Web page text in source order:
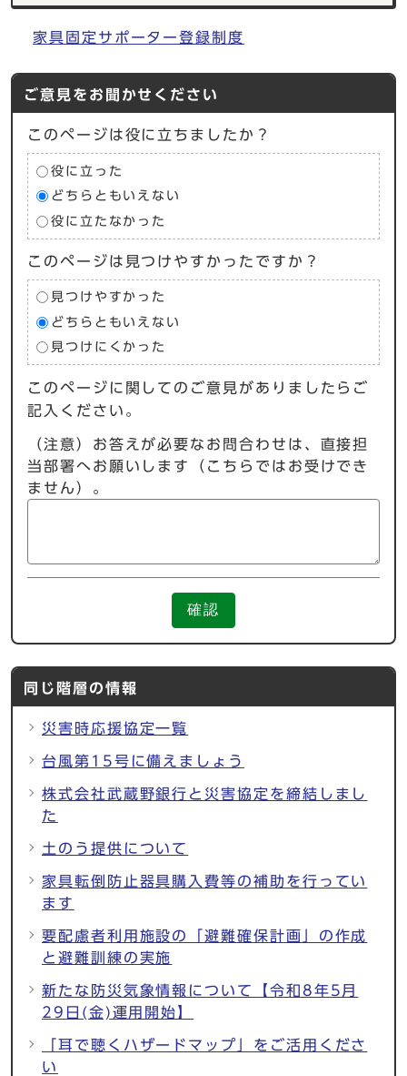
家具固定サポーター登録制度
ご意見をお聞かせください
このページは役に立ちましたか？
役に立った
どちらともいえない
役に立たなかった
このページは見つけやすかったですか？
見つけやすかった
どちらともいえない
見つけにくかった
このページに関してのご意見がありましたらご
記入ください。
（注意）お答えが必要なお問合わせは、直接担
当部署へお願いします（こちらではお受けでき
ません）。
確認
同じ階層の情報
災害時応援協定一覧
台風第15号に備えましょう
株式会社武蔵野銀行と災害協定を締結しまし
た
土のう提供について
家具転倒防止器具購入費等の補助を行ってい
ます
要配慮者利用施設の「避難確保計画」の作成
と避難訓練の実施
新たな防災気象情報について【令和8年5月
29日(金)運用開始】
「耳で聴くハザードマップ」をご活用くださ
い